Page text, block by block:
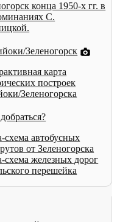
конца 1950-х гг. в
С.
Зеленогорск
карта
построек
Зеленогорска
схема автобусных
от Зеленогорска
схема железных дорог
перешейка